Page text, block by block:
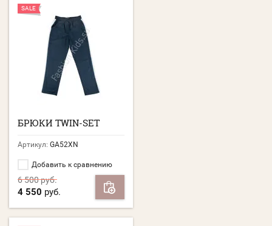
SALE
БРЮКИ TWIN-SET
Артикул: GA52XN
Добавить к сравнению
6 500руб.
4 550 руб.